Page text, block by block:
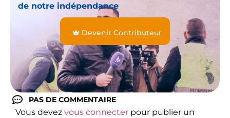
de notre indépendance
Devenir Contributeur
PAS DE COMMENTAIRE
Vous devez vous connecter pour publier un